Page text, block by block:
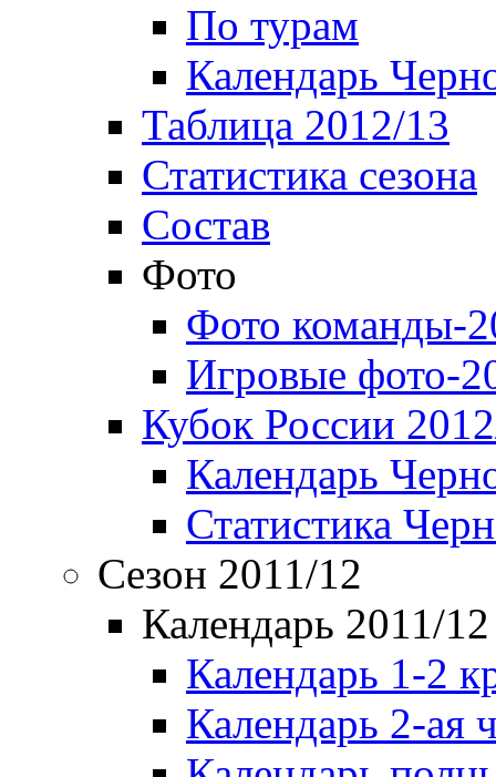
По турам
Календарь
Таблица 2012/13
Статистика сезона
Состав
Фото
Фото команды-
Игровые фото-
Кубок России
Календарь
Статистика
Сезон 2011/12
Календарь 2011/12
Календарь 1-2
Календарь 2-ая